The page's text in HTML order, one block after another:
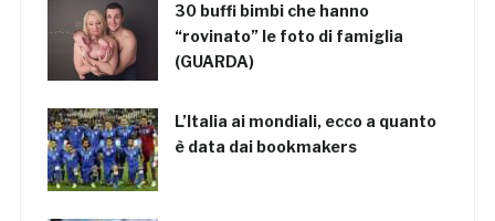
30 buffi bimbi che hanno
“rovinato” le foto di famiglia
(GUARDA)
L’Italia ai mondiali, ecco a quanto
è data dai bookmakers